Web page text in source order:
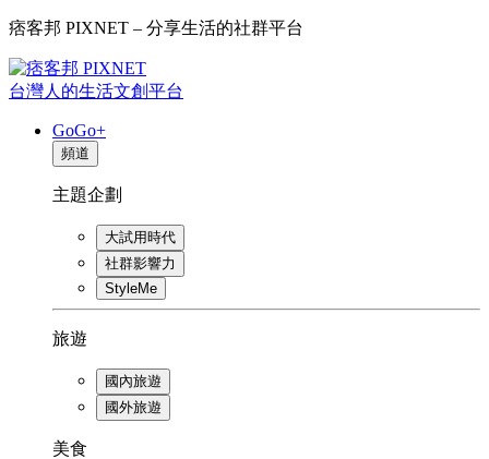
痞客邦 PIXNET – 分享生活的社群平台
台灣人的生活文創平台
GoGo+
頻道
主題企劃
大試用時代
社群影響力
StyleMe
旅遊
國內旅遊
國外旅遊
美食